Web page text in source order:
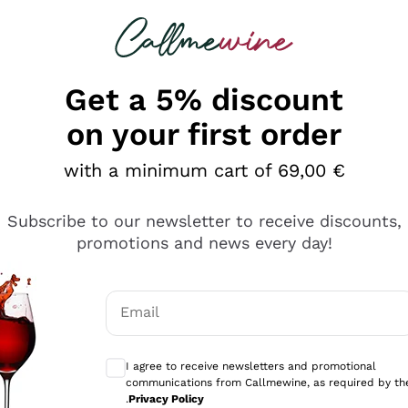
looking for
è male ma secondo me ci sono alternative che
Get a 5% discount
on your first order
with a minimum cart of 69,00 €
Subscribe to our newsletter to receive discounts,
promotions and news every day!
Email
I agree to receive newsletters and promotional
communications from Callmewine, as required by
.Privacy Policy